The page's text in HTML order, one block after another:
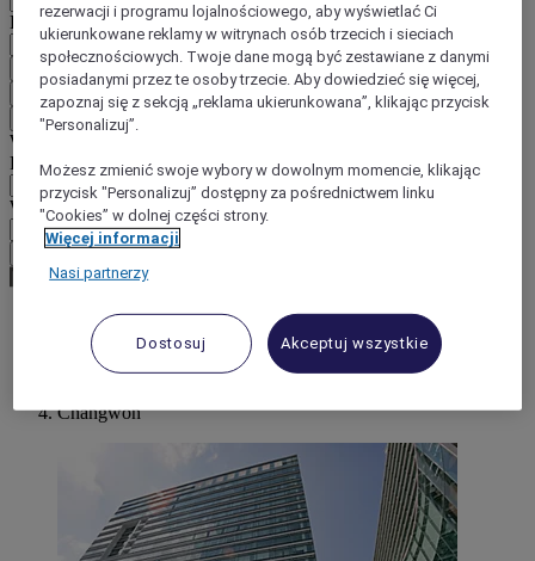
Kraj/region-język
Potwierdź kraj i język
EUR
Wstecz
Wybierz walutę poniżej
Region
Waluta
Potwierdź walutę
World
Changwon
rezerwacji i programu lojalnościowego, aby wyświetlać Ci
ukierunkowane reklamy w witrynach osób trzecich i sieciach
społecznościowych. Twoje dane mogą być zestawiane z danymi
posiadanymi przez te osoby trzecie. Aby dowiedzieć się więcej,
zapoznaj się z sekcją „reklama ukierunkowana”, klikając przycisk
"Personalizuj”.
Możesz zmienić swoje wybory w dowolnym momencie, klikając
przycisk "Personalizuj” dostępny za pośrednictwem linku
"Cookies” w dolnej części strony.
Więcej informacji
Nasi partnerzy
Dostosuj Akceptuj wszystkie